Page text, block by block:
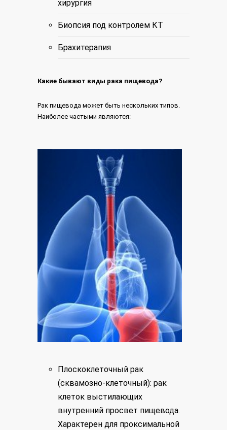
хирургия
Биопсия под контролем КТ
Брахитерапия
Какие бывают виды рака пищевода?
Рак пищевода может быть нескольких типов.
Наиболее частыми являются:
Плоскоклеточный рак
(сквамозно-клеточный): рак
клеток выстилающих
внутренний просвет пищевода.
Характерен для проксимальной